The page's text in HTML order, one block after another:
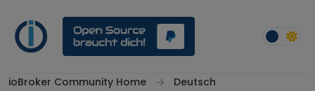
ioBroker Community Home
Deutsch